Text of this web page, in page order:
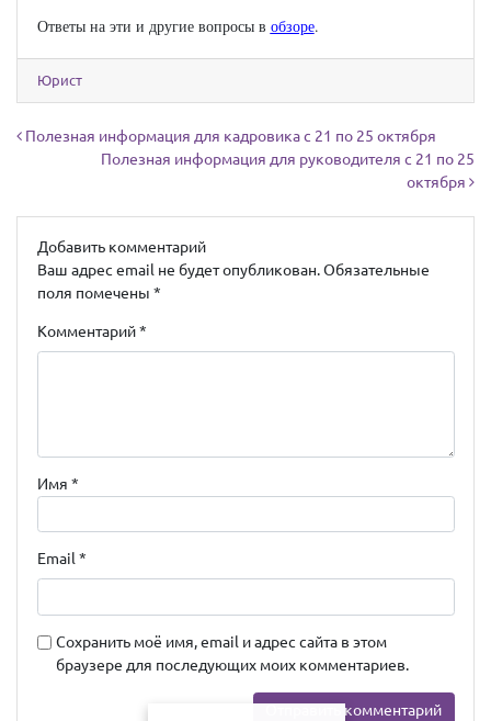
Ответы на эти и другие вопросы в обзоре.
Юрист
Навигация по записям
Полезная информация для кадровика с 21 по 25 октября
Полезная информация для руководителя с 21 по 25
октября
Добавить комментарий
Ваш адрес email не будет опубликован. Обязательные
поля помечены *
Комментарий*
Имя *
Email*
Сохранить моё имя, email и адрес сайта в этом
браузере для последующих моих комментариев.